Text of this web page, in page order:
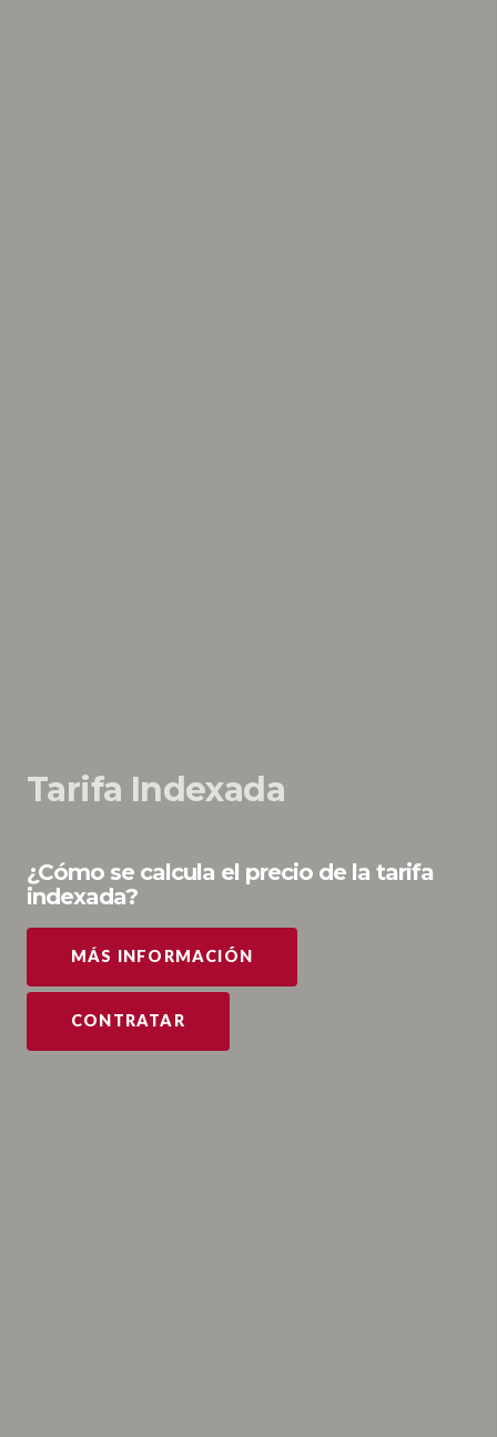
Tarifa Indexada
¿Cómo se calcula el precio de la tarifa
indexada?
MÁS INFORMACIÓN
CONTRATAR